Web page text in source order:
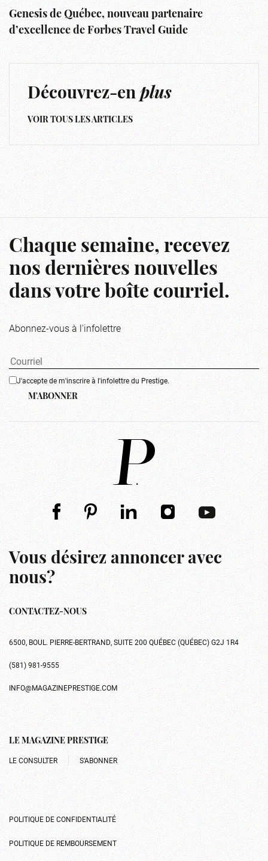
Genesis de Québec, nouveau partenaire
d’excellence de Forbes Travel Guide
Découvrez-enplus
VOIR TOUS LES ARTICLES
Chaque semaine, recevez
nos dernières nouvelles
dans votre boîte courriel.
Abonnez-vous à l'infolettre
J'accepte de m'inscrire à l'infolettre du Prestige.
M'ABONNER
Vous désirez annoncer avec
nous?
CONTACTEZ-NOUS
6500, BOUL. PIERRE-BERTRAND, SUITE 200 QUÉBEC (QUÉBEC) G2J 1R4
(581) 981-9555
INFO@MAGAZINEPRESTIGE.COM
LE MAGAZINE PRESTIGE
LE CONSULTER S’ABONNER
POLITIQUE DE CONFIDENTIALITÉ
POLITIQUE DE REMBOURSEMENT